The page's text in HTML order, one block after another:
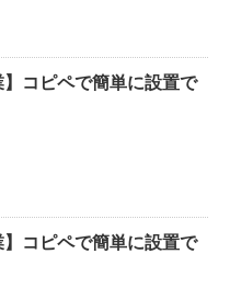
】コピペで簡単に設置で
】コピペで簡単に設置で